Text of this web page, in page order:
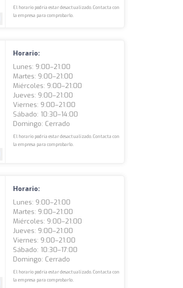
El horario podría estar desactualizado. Contacta con
la empresa para comprobarlo.
Horario:
Lunes: 9:00–21:00
Martes: 9:00–21:00
Miércoles: 9:00–21:00
Jueves: 9:00–21:00
Viernes: 9:00–21:00
Sábado: 10:30–14:00
Domingo: Cerrado
El horario podría estar desactualizado. Contacta con
la empresa para comprobarlo.
Horario:
Lunes: 9:00–21:00
Martes: 9:00–21:00
Miércoles: 9:00–21:00
Jueves: 9:00–21:00
Viernes: 9:00–21:00
Sábado: 10:30–17:00
Domingo: Cerrado
El horario podría estar desactualizado. Contacta con
la empresa para comprobarlo.